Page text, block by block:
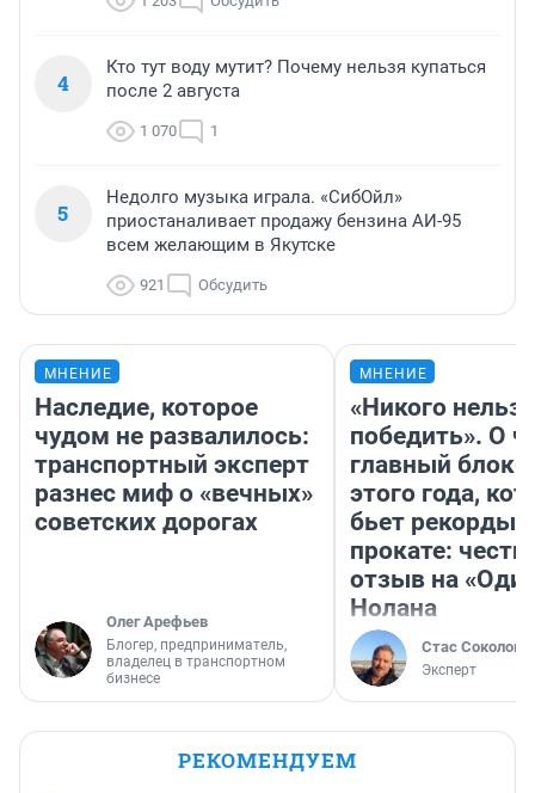
4
Кто тут воду мутит? Почему нельзя купаться
после 2 августа
1 070 1
5
Недолго музыка играла. «СибОйл»
приостаналивает продажу бензина АИ-95
всем желающим в Якутске
921 Обсудить
МНЕНИЕ
Наследие, которое
чудом не развалилось:
транспортный эксперт
разнес миф о «вечных»
советских дорогах
Олег Арефьев
Блогер, предприниматель,
владелец в транспортном
бизнесе
МНЕНИЕ
«Никого нельзя
победить». О
главный
этого года,
бьет рекорды в
прокате:
отзыв на
Нолана
Стас Соколов
Эксперт
РЕКОМЕНДУЕМ